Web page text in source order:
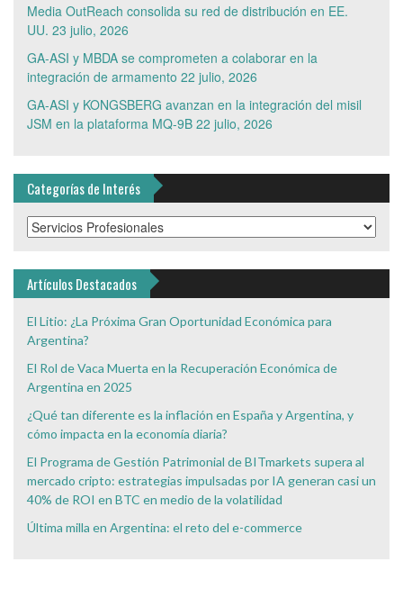
Media OutReach consolida su red de distribución en EE.
UU. 23 julio, 2026
GA-ASI y MBDA se comprometen a colaborar en la
integración de armamento 22 julio, 2026
GA-ASI y KONGSBERG avanzan en la integración del misil
JSM en la plataforma MQ-9B 22 julio, 2026
Categorías de Interés
Categorías
de
Artículos Destacados
El Litio: ¿La Próxima Gran Oportunidad Económica para
Argentina?
El Rol de Vaca Muerta en la Recuperación Económica de
Argentina en 2025
¿Qué tan diferente es la inflación en España y Argentina, y
cómo impacta en la economía diaria?
El Programa de Gestión Patrimonial de BITmarkets supera al
mercado cripto: estrategias impulsadas por IA generan casi un
40% de ROI en BTC en medio de la volatilidad
Última milla en Argentina: el reto del e-commerce